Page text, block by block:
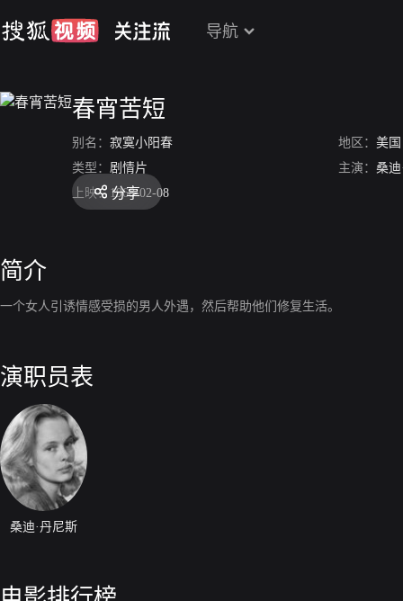
导航
春宵苦短
别名： 寂寞小阳春 地区： 美国
类型： 剧情片 主演： 桑迪
上映： 1968-02-08
分享
简介
一个女人引诱情感受损的男人外遇，然后帮助他们修复生活。
演职员表
桑迪·丹尼斯